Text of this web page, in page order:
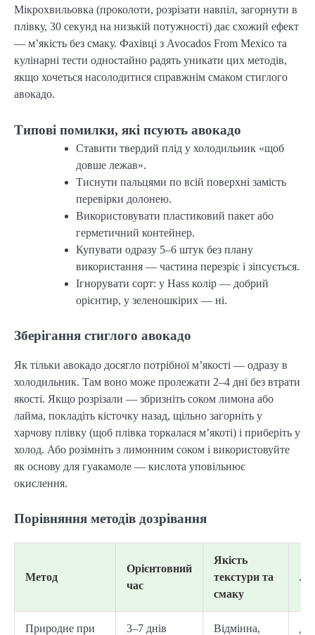
Мікрохвильовка (проколоти, розрізати навпіл, загорнути в
плівку, 30 секунд на низькій потужності) дає схожий ефект
— м’якість без смаку. Фахівці з Avocados From Mexico та
кулінарні тести одностайно радять уникати цих методів,
якщо хочеться насолодитися справжнім смаком стиглого
авокадо.
Типові помилки, які псують авокадо
Ставити твердий плід у холодильник «щоб
довше лежав».
Тиснути пальцями по всій поверхні замість
перевірки долонею.
Використовувати пластиковий пакет або
герметичний контейнер.
Купувати одразу 5–6 штук без плану
використання — частина перезріє і зіпсується.
Ігнорувати сорт: у Hass колір — добрий
орієнтир, у зеленошкірих — ні.
Зберігання стиглого авокадо
Як тільки авокадо досягло потрібної м’якості — одразу в
холодильник. Там воно може пролежати 2–4 дні без втрати
якості. Якщо розрізали — збризніть соком лимона або
лайма, покладіть кісточку назад, щільно загорніть у
харчову плівку (щоб плівка торкалася м’якоті) і приберіть у
холод. Або розімніть з лимонним соком і використовуйте
як основу для гуакамоле — кислота уповільнює
окислення.
Порівняння методів дозрівання
Метод
Орієнтовний
час
Якість
текстури та
смаку
Природне при
3–7 днів
Відмінна,